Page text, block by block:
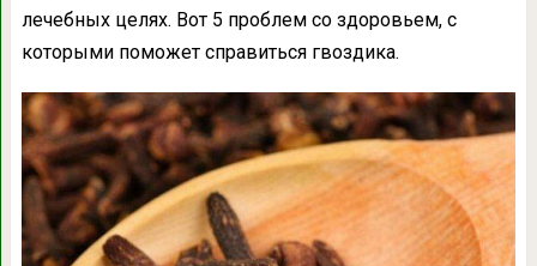
лечебных целях. Вот 5 проблем со здоровьем, с
которыми поможет справиться гвоздика.